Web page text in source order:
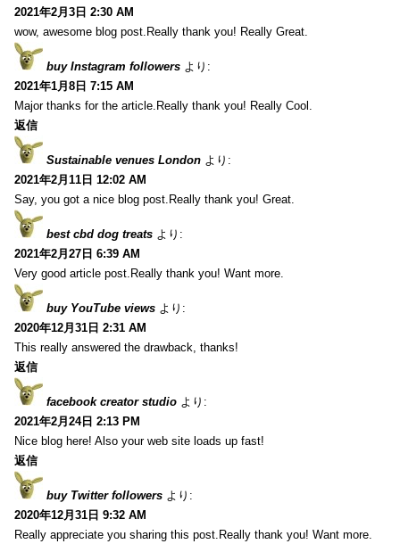
2021年2月3日 2:30 AM
wow, awesome blog post.Really thank you! Really Great.
buy Instagram followers より:
2021年1月8日 7:15 AM
Major thanks for the article.Really thank you! Really Cool.
返信
Sustainable venues London より:
2021年2月11日 12:02 AM
Say, you got a nice blog post.Really thank you! Great.
best cbd dog treats より:
2021年2月27日 6:39 AM
Very good article post.Really thank you! Want more.
buy YouTube views より:
2020年12月31日 2:31 AM
This really answered the drawback, thanks!
返信
facebook creator studio より:
2021年2月24日 2:13 PM
Nice blog here! Also your web site loads up fast!
返信
buy Twitter followers より:
2020年12月31日 9:32 AM
Really appreciate you sharing this post.Really thank you! Want more.